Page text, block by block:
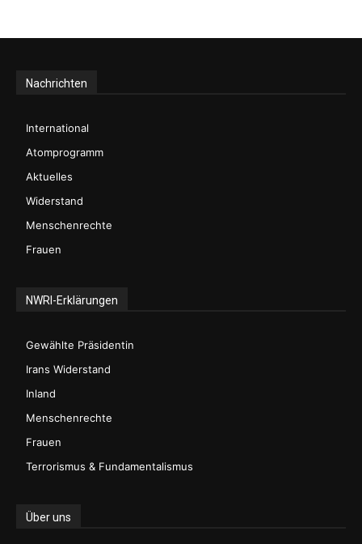
Nachrichten
International
Atomprogramm
Aktuelles
Widerstand
Menschenrechte
Frauen
NWRI-Erklärungen
Gewählte Präsidentin
Irans Widerstand
Inland
Menschenrechte
Frauen
Terrorismus & Fundamentalismus
Über uns